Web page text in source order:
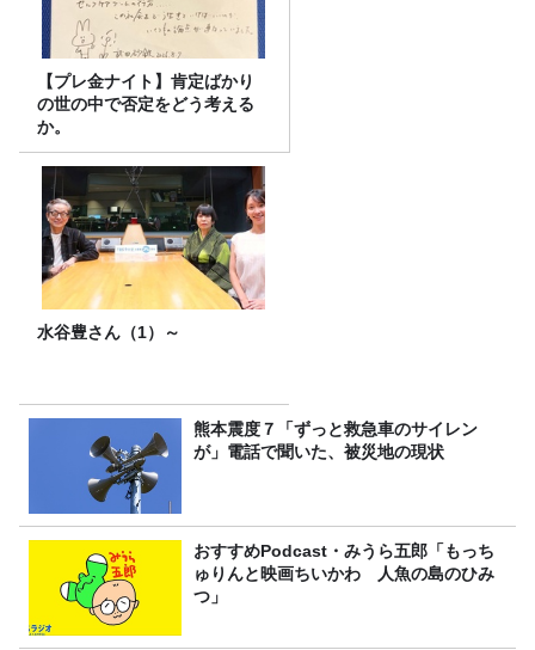
【プレ金ナイト】肯定ばかり
の世の中で否定をどう考える
か。
水谷豊さん（1）～
熊本震度７「ずっと救急車のサイレン
が」電話で聞いた、被災地の現状
おすすめPodcast・みうら五郎「もっち
ゅりんと映画ちいかわ 人魚の島のひみ
つ」